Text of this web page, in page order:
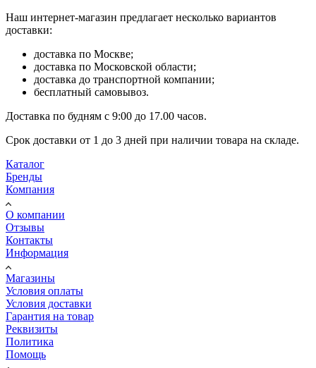
Наш интернет-магазин предлагает несколько вариантов
доставки:
доставка по Москве;
доставка по Московской области;
доставка до транспортной компании;
бесплатный самовывоз.
Доставка по будням с 9:00 до 17.00 часов.
Срок доставки от 1 до 3 дней при наличии товара на складе.
Каталог
Бренды
Компания
О компании
Отзывы
Контакты
Информация
Магазины
Условия оплаты
Условия доставки
Гарантия на товар
Реквизиты
Политика
Помощь